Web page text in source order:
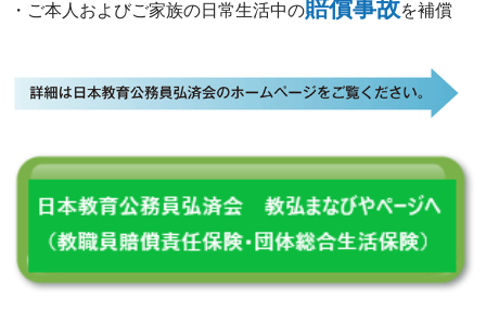
・ご本人およびご家族の日常生活中の賠償事故を補償